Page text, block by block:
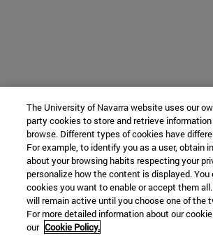
The University of Navarra website uses our
party cookies to store and retrieve
browse. Different types of cookies have
For example, to identify you as a user, obtain
about your browsing habits respecting your
personalize how the content is displayed.
cookies you want to enable or accept them
will remain active until you choose one of the
For more detailed information about our
our Cookie Policy.